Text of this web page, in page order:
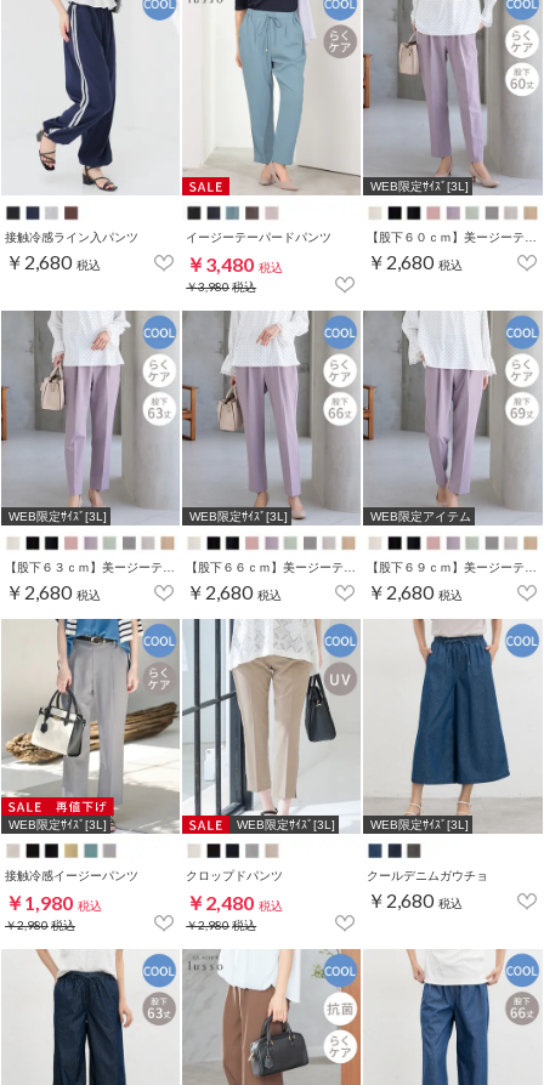
接触冷感ライン入パンツ
￥2,680 税込
イージーテーパードパンツ
￥3,480 税込
￥3,980税込
WEB限定ｻｲｽﾞ[3L]
【股下６０ｃｍ】美ージーテーパード(股下60/63/66/69cm展開)
￥2,680 税込
WEB限定ｻｲｽﾞ[3L]
￥2,680 税込
WEB限定ｻｲｽﾞ[3L]
￥2,680 税込
WEB限定アイテム
￥2,680 税込
WEB限定ｻｲｽﾞ[3L]
接触冷感イージーパンツ
￥1,980 税込
￥2,980税込
WEB限定ｻｲｽﾞ[3L]
クロップドパンツ
￥2,480 税込
￥2,980税込
WEB限定ｻｲｽﾞ[3L]
クールデニムガウチョ
￥2,680 税込